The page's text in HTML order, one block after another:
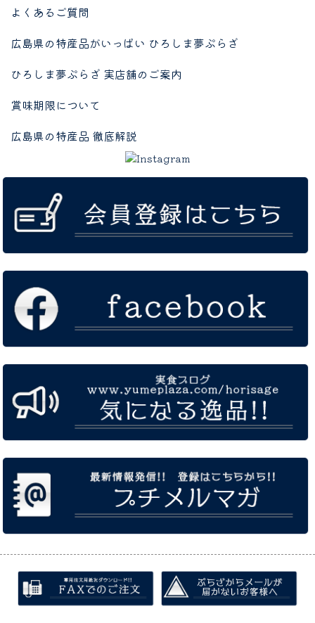
よくあるご質問
広島県の特産品がいっぱい ひろしま夢ぷらざ
ひろしま夢ぷらざ 実店舗のご案内
賞味期限について
広島県の特産品 徹底解説